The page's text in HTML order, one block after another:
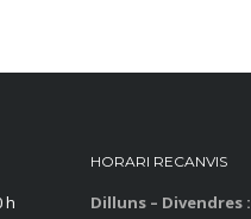
h
HORARI RECANVIS
Dilluns – Divendres :